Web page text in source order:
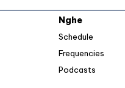
Nghe
Schedule
Frequencies
Podcasts